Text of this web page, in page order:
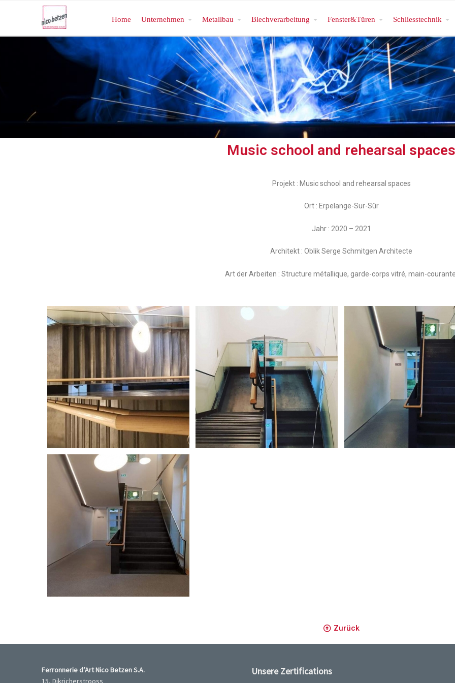
Home Unternehmen Metallbau Blechverarbeitung Fenster&Türen Schliesstechnik
Music school and rehearsal spaces
Projekt : Music school and rehearsal spaces
Ort : Erpelange-Sur-Sûr
Jahr : 2020 – 2021
Architekt : Oblik Serge Schmitgen Architecte
Art der Arbeiten : Structure métallique, garde-corps vitré, main-
Erpeldange-sur-Sûre
Zurück
Ferronnerie d’Art Nico Betzen S.A.
15, Dikricherstrooss
Unsere Zertifications